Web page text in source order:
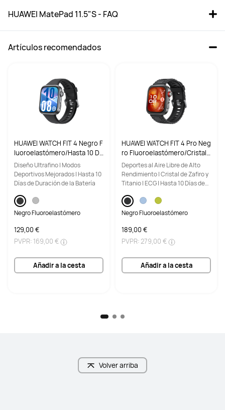
HUAWEI MatePad 11.5"S - FAQ
Artículos recomendados
HUAWEI WATCH FIT 4 Negro F
luoroelastómero/Hasta 10 Dí
as de Batería/Conexión con
Android & iOS
Diseño Ultrafino | Modos
Deportivos Mejorados | Hasta 10
Días de Duración de la Batería
Negro Fluoroelastómero
129,00 €
PVPR: 169,00 €
Añadir a la cesta
HUAWEI WATCH FIT 4 Pro Neg
ro Fluoroelastómero/Cristal
de Zafiro y Titanio/Hasta 10 D
ías de Batería/Conexión con
Android & iOS
Deportes al Aire Libre de Alto
Rendimiento | Cristal de Zafiro y
Titanio | ECG | Hasta 10 Días de
Negro Fluoroelastómero
189,00 €
PVPR:279,00 €
Añadir a la cesta
Volver arriba